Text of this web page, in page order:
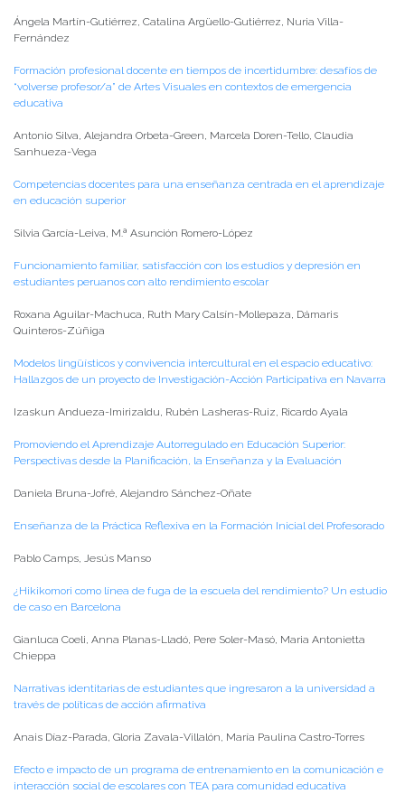
Ángela Martín-Gutiérrez, Catalina Argüello-Gutiérrez, Nuria Villa-
Fernández
Formación profesional docente en tiempos de incertidumbre: desafíos de
“volverse profesor/a” de Artes Visuales en contextos de emergencia
educativa
Antonio Silva, Alejandra Orbeta-Green, Marcela Doren-Tello, Claudia
Sanhueza-Vega
Competencias docentes para una enseñanza centrada en el aprendizaje
en educación superior
Silvia García-Leiva, M.ª Asunción Romero-López
Funcionamiento familiar, satisfacción con los estudios y depresión en
estudiantes peruanos con alto rendimiento escolar
Roxana Aguilar-Machuca, Ruth Mary Calsín-Mollepaza, Dámaris
Quinteros-Zúñiga
Modelos lingüísticos y convivencia intercultural en el espacio educativo:
Hallazgos de un proyecto de Investigación-Acción Participativa en Navarra
Izaskun Andueza-Imirizaldu, Rubén Lasheras-Ruiz, Ricardo Ayala
Promoviendo el Aprendizaje Autorregulado en Educación Superior:
Perspectivas desde la Planificación, la Enseñanza y la Evaluación
Daniela Bruna-Jofré, Alejandro Sánchez-Oñate
Enseñanza de la Práctica Reflexiva en la Formación Inicial del Profesorado
Pablo Camps, Jesús Manso
¿Hikikomori como línea de fuga de la escuela del rendimiento? Un estudio
de caso en Barcelona
Gianluca Coeli, Anna Planas-Lladó, Pere Soler-Masó, Maria Antonietta
Chieppa
Narrativas identitarias de estudiantes que ingresaron a la universidad a
través de políticas de acción afirmativa
Anais Díaz-Parada, Gloria Zavala-Villalón, María Paulina Castro-Torres
Efecto e impacto de un programa de entrenamiento en la comunicación e
interacción social de escolares con TEA para comunidad educativa